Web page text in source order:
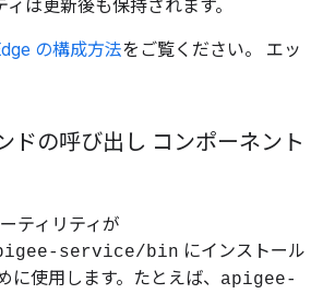
は更新後も保持されます。
の構成方法をご覧ください。 エッ
ドの呼び出し コンポーネント
ティリティが
service/bin にインストール
に使用します。たとえば、 apigee-